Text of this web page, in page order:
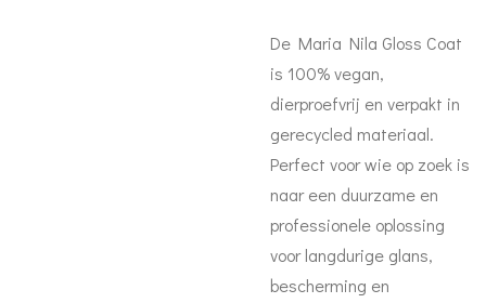
De Maria Nila Gloss Coat
is 100% vegan,
dierproefvrij en verpakt in
gerecycled materiaal.
Perfect voor wie op zoek is
naar een duurzame en
professionele oplossing
voor langdurige glans,
bescherming en